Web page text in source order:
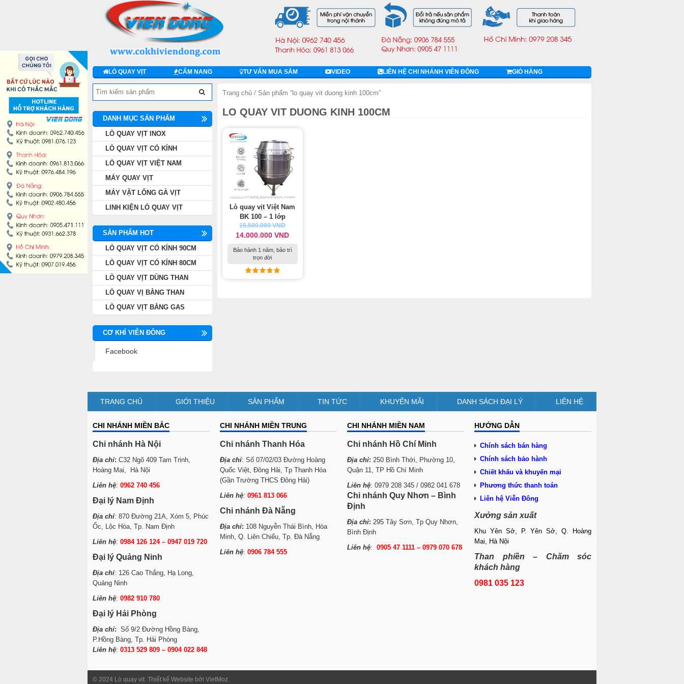
LÒ QUAY VỊT CẨM NANG TƯ VẤN MUA SẮM VIDEO LIÊN HỆ CHI NHÁNH VIỄN ĐÔNG GIỎ HÀNG
Trang chủ / Sản phẩm “lo quay vit duong kinh 100cm”
LO QUAY VIT DUONG KINH 100CM
Lò quay vịt Việt Nam
BK 100 – 1 lớp
15.500.000 VND
14.000.000 VND
Bảo hành 1 năm, bảo trì
trọn đời
DANH MỤC SẢN PHẨM
LÒ QUAY VỊT INOX
LÒ QUAY VỊT CÓ KÍNH
LÒ QUAY VỊT VIỆT NAM
MÁY QUAY VỊT
MÁY VẶT LÔNG GÀ VỊT
LINH KIỆN LÒ QUAY VỊT
SẢN PHẨM HOT
LÒ QUAY VỊT CÓ KÍNH 90CM
LÒ QUAY VỊT CÓ KÍNH 80CM
LÒ QUAY VỊT DÙNG THAN
LÒ QUAY VỊ BẰNG THAN
LÒ QUAY VỊT BẰNG GAS
CƠ KHÍ VIỄN ĐÔNG
Facebook
TRANG CHỦ GIỚI THIỆU SẢN PHẨM TIN TỨC KHUYẾN MÃI DANH SÁCH ĐẠI LÝ LIÊN HỆ
CHI NHÁNH MIỀN BẮC
Chi nhánh Hà Nội
Địa chỉ: C32 Ngõ 409 Tam Trinh,
Hoàng Mai, Hà Nội
Liên hệ: 0962 740 456
Đại lý Nam Định
Địa chỉ: 870 Đường 21A, Xóm 5, Phúc
Ốc, Lộc Hòa, Tp. Nam Định
Liên hệ: 0984 126 124 – 0947 019 720
Đại lý Quảng Ninh
Địa chỉ: 126 Cao Thắng, Hạ Long,
Quảng Ninh
Liên hệ: 0982 910 780
Đại lý Hải Phòng
Địa chỉ: Số 9/2 Đường Hồng Bàng,
P.Hồng Bàng, Tp. Hải Phòng
Liên hệ: 0313 529 809 – 0904 022 848
CHI NHÁNH MIỀN TRUNG
Chi nhánh Thanh Hóa
Địa chỉ: Số 07/02/03 Đường Hoàng
Quốc Việt, Đông Hải, Tp Thanh Hóa
(Gần Trường THCS Đông Hải)
Liên hệ: 0961 813 066
Chi nhánh Đà Nẵng
Địa chỉ: 108 Nguyễn Thái Bình, Hòa
Minh, Q. Liên Chiểu, Tp. Đà Nẵng
Liên hệ: 0906 784 555
CHI NHÁNH MIỀN NAM
Chi nhánh Hồ Chí Minh
Địa chỉ: 250 Bình Thới, Phường 10,
Quận 11, TP Hồ Chí Minh
Liên hệ: 0979 208 345 / 0982 041 678
Chi nhánh Quy Nhơn – Bình
Định
Địa chỉ: 295 Tây Sơn, Tp Quy Nhơn,
Bình Định
Liên hệ: 0905 47 1111 – 0979 070 678
HƯỚNG DẪN
Chính sách bán hàng
Chính sách bảo hành
Chiết khấu và khuyến mại
Phương thức thanh toán
Liên hệ Viễn Đông
Xưởng sản xuất
Khu Yên Sở, P. Yên Sở, Q. Hoàng
Mai, Hà Nội
Than phiền – Chăm sóc
khách hàng
0981 035 123
© 2024 Lò quay vịt. Thiết kế Website bởi VietMoz.
LÒ QUAY VỊT CÓ KÍNH
LÒ QUAY VỊT VIỆT NAM
MÁY QUAY VỊT
MÁY VẶT LÔNG GÀ VỊT
LINH KIỆN LÒ QUAY VỊT
MÁY CHẾ BIẾN THỊT
THIẾT BỊ KHÁC